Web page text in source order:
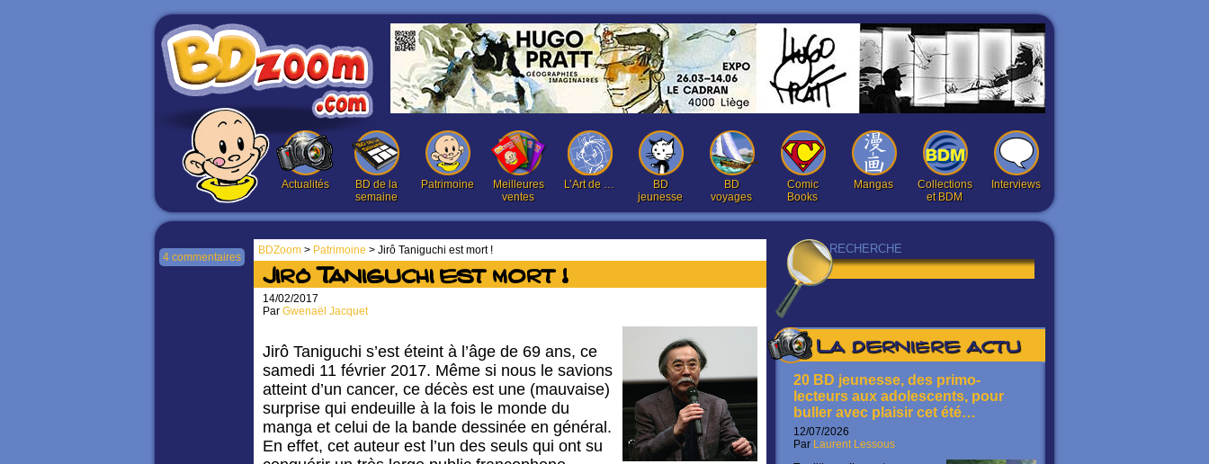
Actualités
BD de la
semaine
Patrimoine
Meilleures
ventes
L’Art de …
BD
jeunesse
BD
voyages
Comic
Books
Mangas
Collections
et BDM
Interviews
La dernière actu
20 BD jeunesse, des primo-
lecteurs aux adolescents, pour
buller avec plaisir cet été…
12/07/2026
Par Laurent Lessous
BDZoom > Patrimoine > Jirô Taniguchi est mort !
4 commentaires
Jirô Taniguchi est mort !
14/02/2017
Par Gwenaël Jacquet
Jirô Taniguchi s’est éteint à l’âge de 69 ans, ce
samedi 11 février 2017. Même si nous le savions
atteint d’un cancer, ce décès est une (mauvaise)
surprise qui endeuille à la fois le monde du
manga et celui de la bande dessinée en général.
En effet, cet auteur est l’un des seuls qui ont su